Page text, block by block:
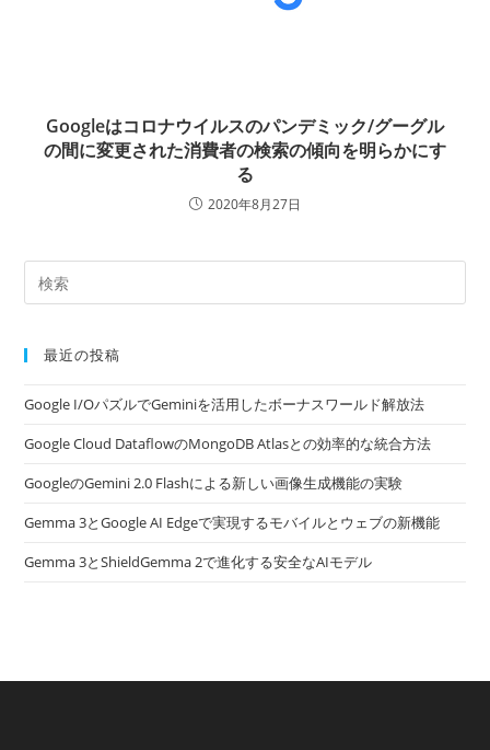
Googleはコロナウイルスのパンデミック/グーグル
の間に変更された消費者の検索の傾向を明らかにす
る
2020年8月27日
最近の投稿
Google I/OパズルでGeminiを活用したボーナスワールド解放法
Google Cloud DataflowのMongoDB Atlasとの効率的な統合方法
GoogleのGemini 2.0 Flashによる新しい画像生成機能の実験
Gemma 3とGoogle AI Edgeで実現するモバイルとウェブの新機能
Gemma 3とShieldGemma 2で進化する安全なAIモデル